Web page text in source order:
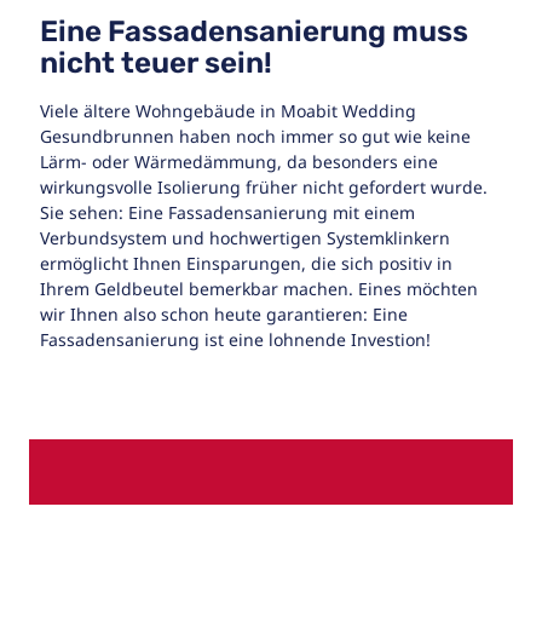
Eine Fassadensanierung muss
nicht teuer sein!
Viele ältere Wohngebäude in Moabit Wedding
Gesundbrunnen haben noch immer so gut wie keine
Lärm- oder Wärmedämmung, da besonders eine
wirkungsvolle Isolierung früher nicht gefordert wurde.
Sie sehen: Eine Fassadensanierung mit einem
Verbundsystem und hochwertigen Systemklinkern
ermöglicht Ihnen Einsparungen, die sich positiv in
Ihrem Geldbeutel bemerkbar machen. Eines möchten
wir Ihnen also schon heute garantieren: Eine
Fassadensanierung ist eine lohnende Investion!